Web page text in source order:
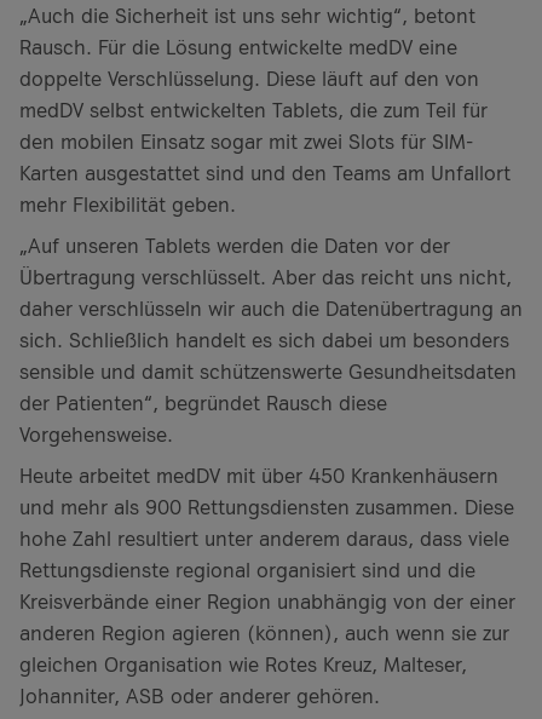
„Auch die Sicherheit ist uns sehr wichtig“, betont
Rausch. Für die Lösung entwickelte medDV eine
doppelte Verschlüsselung. Diese läuft auf den von
medDV selbst entwickelten Tablets, die zum Teil für
den mobilen Einsatz sogar mit zwei Slots für SIM-
Karten ausgestattet sind und den Teams am Unfallort
mehr Flexibilität geben.
„Auf unseren Tablets werden die Daten vor der
Übertragung verschlüsselt. Aber das reicht uns nicht,
daher verschlüsseln wir auch die Datenübertragung an
sich. Schließlich handelt es sich dabei um besonders
sensible und damit schützenswerte Gesundheitsdaten
der Patienten“, begründet Rausch diese
Vorgehensweise.
Heute arbeitet medDV mit über 450 Krankenhäusern
und mehr als 900 Rettungsdiensten zusammen. Diese
hohe Zahl resultiert unter anderem daraus, dass viele
Rettungsdienste regional organisiert sind und die
Kreisverbände einer Region unabhängig von der einer
anderen Region agieren (können), auch wenn sie zur
gleichen Organisation wie Rotes Kreuz, Malteser,
Johanniter, ASB oder anderer gehören.